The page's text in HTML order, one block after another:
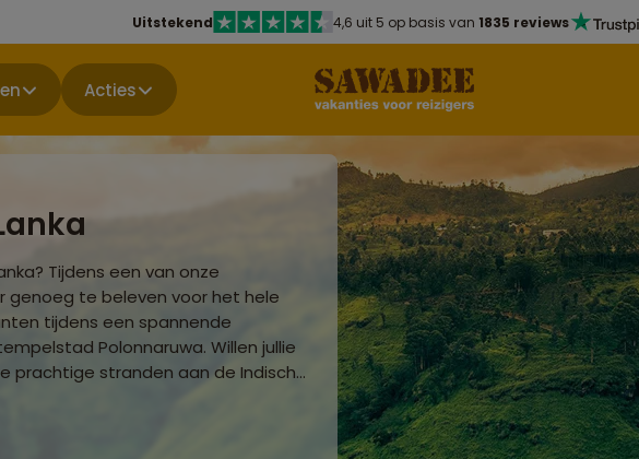
Uitstekend 4,6 uit 5 op basis van 1835 reviews
Acties
Tijdens een van onze
genoeg te beleven voor het hele
tijdens een spannende
Polonnaruwa. Willen jullie
prachtige stranden aan de Indische